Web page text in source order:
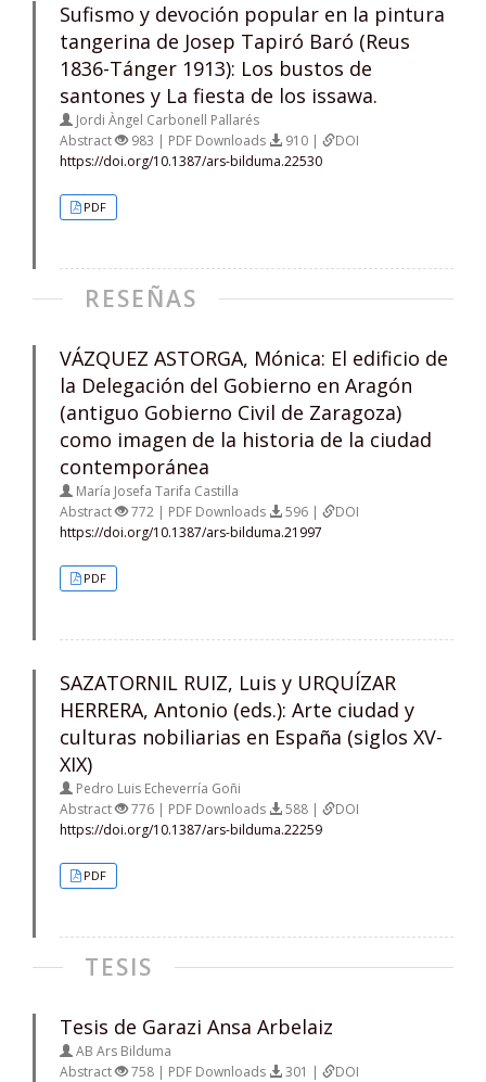
Sufismo y devoción popular en la pintura
tangerina de Josep Tapiró Baró (Reus
1836-Tánger 1913): Los bustos de
santones y La fiesta de los issawa.
Jordi Àngel Carbonell Pallarés
Abstract
983 | PDF Downloads 910 |
DOI
https://doi.org/10.1387/ars-bilduma.22530
PDF
RESEÑAS
VÁZQUEZ ASTORGA, Mónica: El edificio de
la Delegación del Gobierno en Aragón
(antiguo Gobierno Civil de Zaragoza)
como imagen de la historia de la ciudad
contemporánea
María Josefa Tarifa Castilla
Abstract
772 | PDF Downloads 596 |
DOI
https://doi.org/10.1387/ars-bilduma.21997
PDF
SAZATORNIL RUIZ, Luis y URQUÍZAR
HERRERA, Antonio (eds.): Arte ciudad y
culturas nobiliarias en España (siglos XV-
XIX)
Pedro Luis Echeverría Goñi
Abstract
776 | PDF Downloads 588 |
DOI
https://doi.org/10.1387/ars-bilduma.22259
PDF
TESIS
Tesis de Garazi Ansa Arbelaiz
AB Ars Bilduma
Abstract
758 | PDF Downloads 301 |
DOI